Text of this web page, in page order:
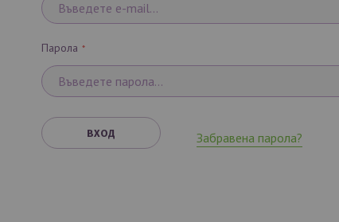
Парола
ВХОД Забравена парола?